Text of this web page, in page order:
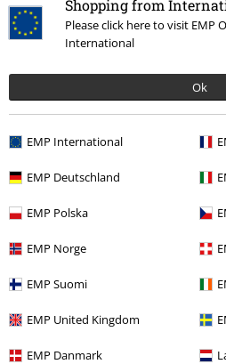
Shopping from
Please click here to visit EMP
International
Ok
EMP International
EMP Deutschland
EMP Polska
EMP Norge
EMP Suomi
EMP United Kingdom
EMP Danmark
Envoyer le commentaire
Coraline B.
Posté le : mardi,
Taille achetée: XXL
La calité est la franchement très
Qualité
Design
Coupe